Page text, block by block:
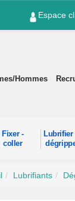
Espace
Hommes
Fixer -
coller
Lubrifier
Lubrifiants